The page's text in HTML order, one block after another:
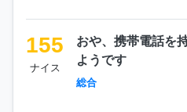
155
ナイス
おや、携帯電話を
ようです
総合